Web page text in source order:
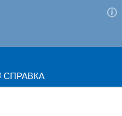
СПРАВКА